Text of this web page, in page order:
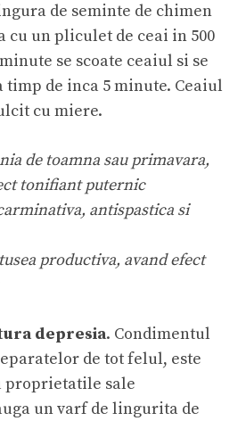
de seminte de chimen
cu un pliculet de ceai in 500
se scoate ceaiul si se
de inca 5 minute. Ceaiul
cu miere.
de toamna sau primavara,
tonifiant puternic
antispastica si
productiva, avand efect
depresia. Condimentul
de tot felul, este
proprietatile sale
un varf de lingurita de